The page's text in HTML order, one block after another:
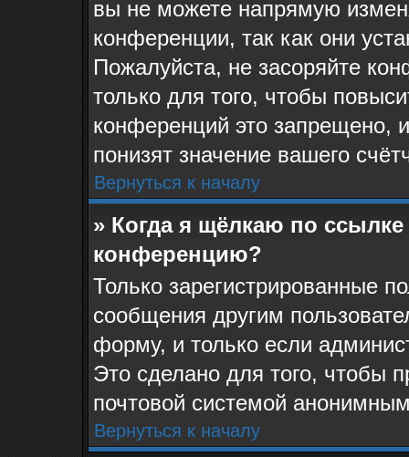
вы не можете напрямую
конференции, так как они
Пожалуйста, не засоряйте
только для того, чтобы
конференций это запрещено,
понизят значение вашего
Вернуться к началу
» Когда я щёлкаю по
конференцию?
Только зарегистрированные
сообщения другим
форму, и только если
Это сделано для того, чтобы
почтовой системой
Вернуться к началу